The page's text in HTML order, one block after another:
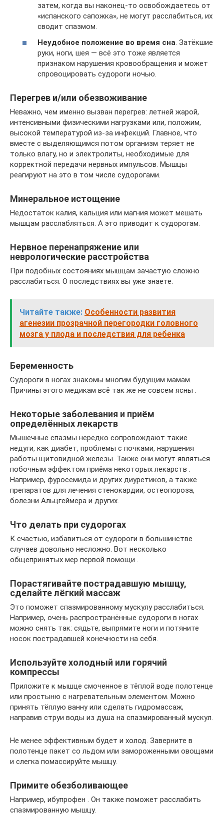
затем, когда вы наконец-то освобождаетесь от
«испанского сапожка», не могут расслабиться, их
сводит спазмом.
Неудобное положение во время сна . Затёкшие
руки, ноги, шея — всё это тоже является
признаком нарушения кровообращения и может
спровоцировать судороги ночью.
Перегрев и/или обезвоживание
Неважно, чем именно вызван перегрев: летней жарой,
интенсивными физическими нагрузками или, положим,
высокой температурой из-за инфекций. Главное, что
вместе с выделяющимся потом организм теряет не
только влагу, но и электролиты, необходимые для
корректной передачи нервных импульсов. Мышцы
реагируют на это в том числе судорогами.
Минеральное истощение
Недостаток калия, кальция или магния может мешать
мышцам расслабляться. А это приводит к судорогам.
Нервное перенапряжение или
неврологические расстройства
При подобных состояниях мышцам зачастую сложно
расслабиться. О последствиях вы уже знаете.
Читайте также: Особенности развития
агенезии прозрачной перегородки головного
мозга у плода и последствия для ребенка
Беременность
Судороги в ногах знакомы многим будущим мамам.
Причины этого медикам всё так же не совсем ясны .
Некоторые заболевания и приём
определённых лекарств
Мышечные спазмы нередко сопровождают такие
недуги, как диабет, проблемы с почками, нарушения
работы щитовидной железы. Также они могут являться
побочным эффектом приёма некоторых лекарств .
Например, фуросемида и других диуретиков, а также
препаратов для лечения стенокардии, остеопороза,
болезни Альцгеймера и других.
Что делать при судорогах
К счастью, избавиться от судороги в большинстве
случаев довольно несложно. Вот несколько
общепринятых мер первой помощи .
Порастягивайте пострадавшую мышцу,
сделайте лёгкий массаж
Это поможет спазмированному мускулу расслабиться.
Например, очень распространённые судороги в ногах
можно снять так: сядьте, выпрямите ноги и потяните
носок пострадавшей конечности на себя.
Используйте холодный или горячий
компрессы
Приложите к мышце смоченное в тёплой воде полотенце
или простыню с нагревательным элементом. Можно
принять тёплую ванну или сделать гидромассаж,
направив струи воды из душа на спазмированный мускул.
Не менее эффективным будет и холод. Заверните в
полотенце пакет со льдом или замороженными овощами
и слегка помассируйте мышцу.
Примите обезболивающее
Например, ибупрофен . Он также поможет расслабить
спазмированную мышцу.